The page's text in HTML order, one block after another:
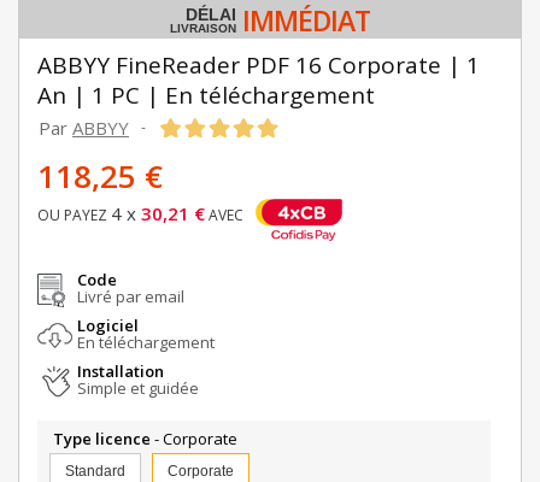
DÉLAI
LIVRAISON IMMÉDIAT
ABBYY FineReader PDF 16 Corporate | 1
An | 1 PC | En téléchargement
Par ABBYY -
118,25 €
OU PAYEZ 4 x 30,21 €AVEC
Code
Livré par email
Logiciel
En téléchargement
Installation
Simple et guidée
Type licence - Corporate
Standard Corporate